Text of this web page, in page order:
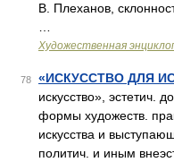
В. Плеханов,
Художественная
78 «ИСКУССТВО ДЛЯ
искусство», эстетич.
формы художеств.
искусства и
политич. и иным